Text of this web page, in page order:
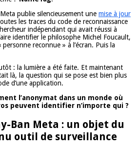
publie silencieusement une mise à jour
les traces du code de reconnaissance
indépendant qui avait réussi à
identifier le philosophe Michel Foucault,
reconnue » à l’écran. Puis la
: la lumière a été faite. Et maintenant
là, la question qui se pose est bien plus
d’une application.
l’anonymat dans un monde où
peuvent identifier n’importe qui ?
Ban Meta : un objet du
outil de surveillance